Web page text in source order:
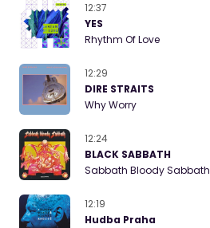
12:37
YES
Rhythm Of Love
12:29
DIRE STRAITS
Why Worry
12:24
BLACK SABBATH
Sabbath Bloody Sabbath
12:19
Hudba Praha